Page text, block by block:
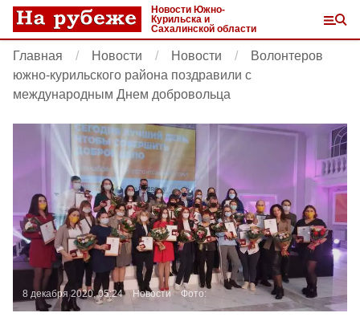
Новости Южно-
Курильска и
Сахалинской области
Главная Новости Новости
Волонтеров
южно-курильского района поздравили с
международным Днем добровольца
8 декабря 2020, 05:24 Новости Фото: